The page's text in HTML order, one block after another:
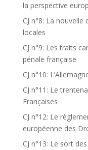
la perspective
CJ n°8: La
locales
CJ n°9: Les traits
pénale française
CJ n°10:
CJ n°11: Le
Françaises
CJ n°12: Le
européenne des
CJ n°13: Le sort